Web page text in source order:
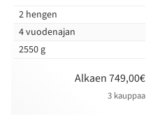
2 hengen
4 vuodenajan
2550 g
Alkaen 749,00€
3 kauppaa